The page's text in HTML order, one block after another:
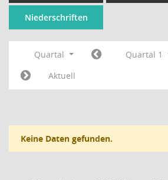
Niederschriften
Quartal Quartal 1
Aktuell
Keine Daten gefunden.